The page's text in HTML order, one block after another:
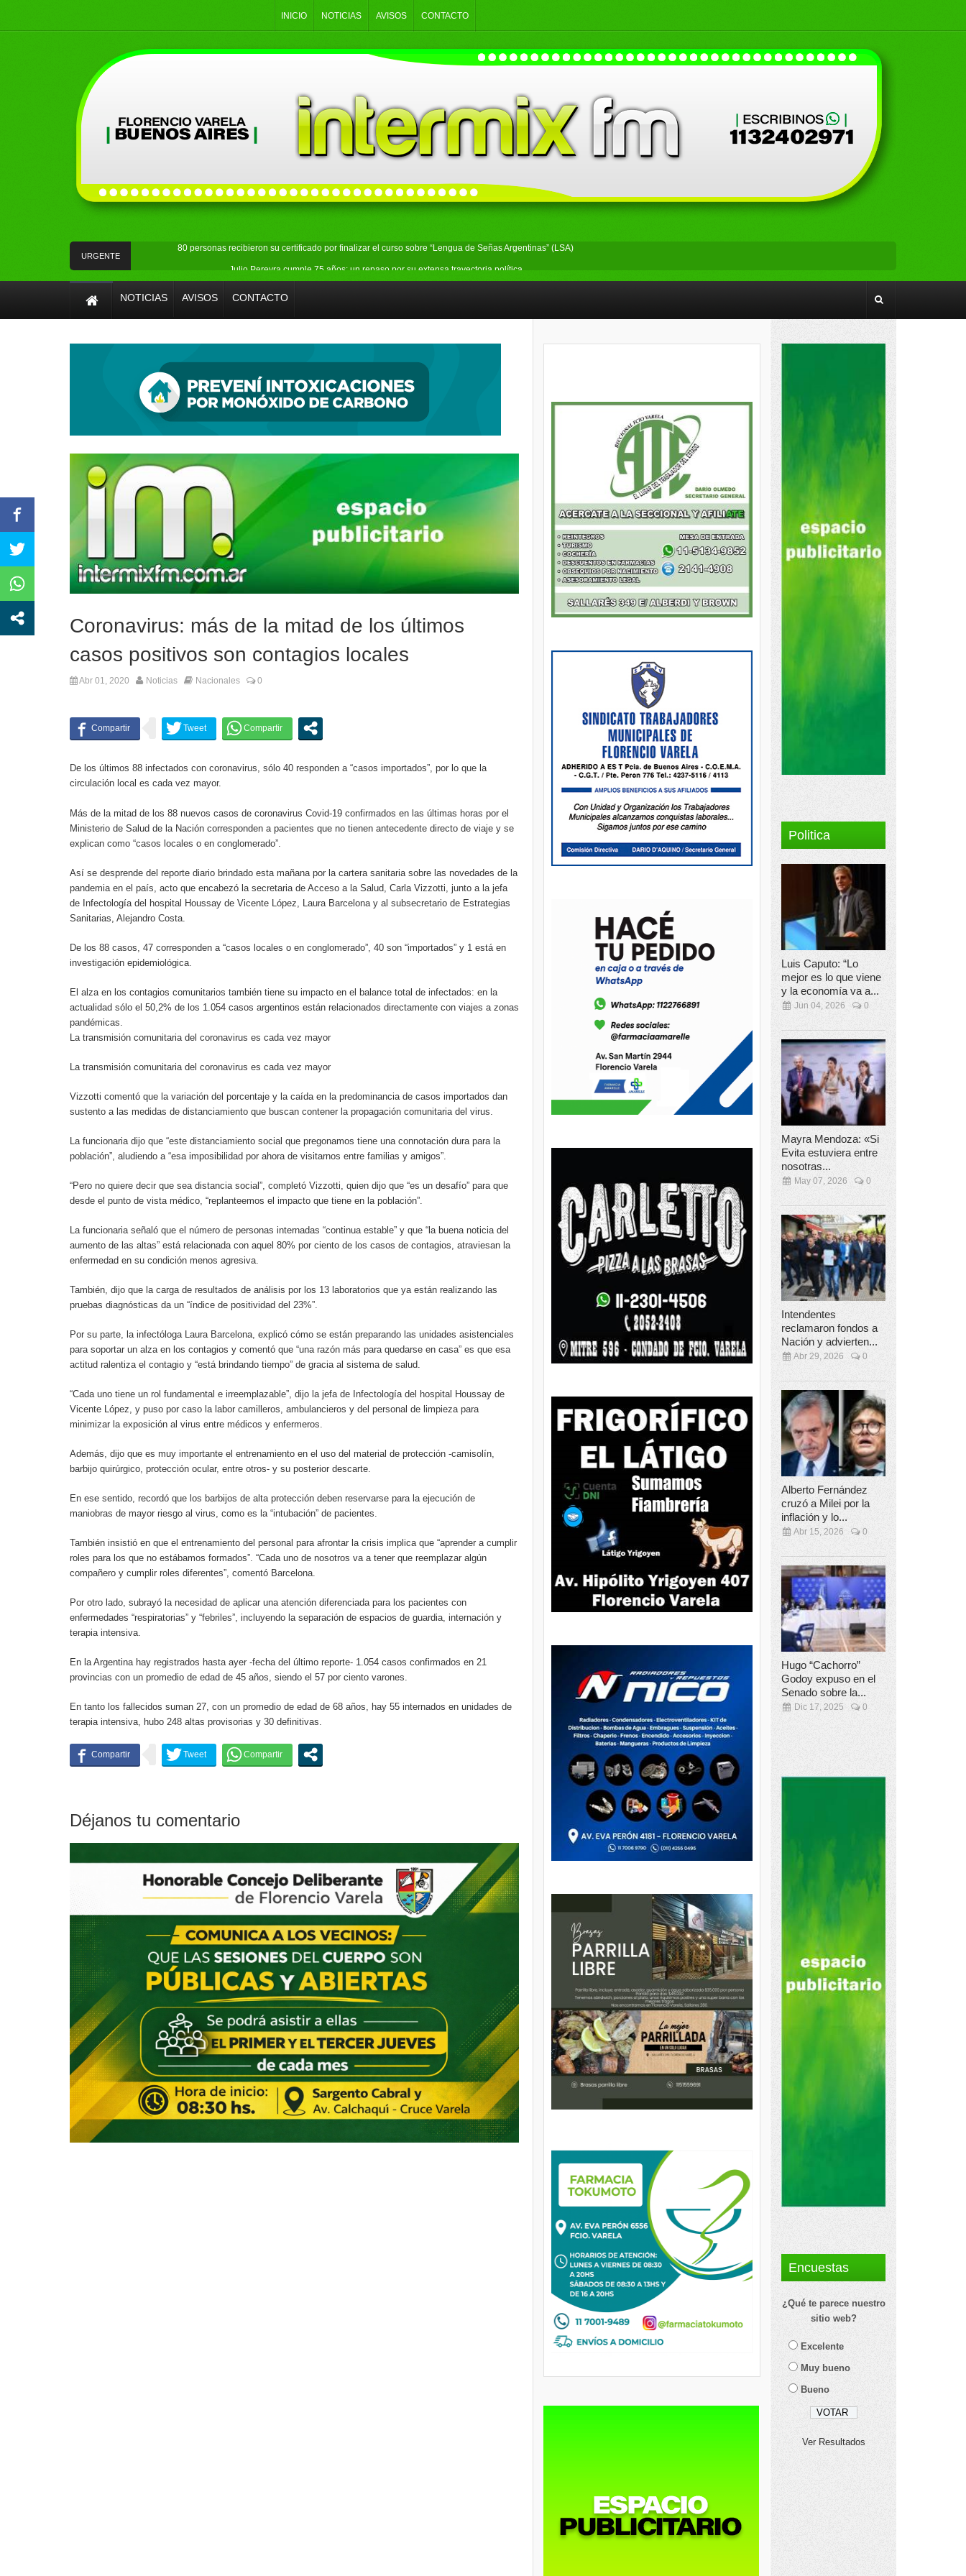
INICIO NOTICIAS AVISOS CONTACTO
URGENTE
80 personas recibieron su certificado por finalizar el curso sobre “Lengua de Señas Argentinas” (LSA)
Julio Pereyra cumple 75 años: un repaso por su extensa trayectoria política
NOTICIAS AVISOS CONTACTO
Coronavirus: más de la mitad de los últimos
casos positivos son contagios locales
Abr 01, 2020 Noticias Nacionales 0
De los últimos 88 infectados con coronavirus, sólo 40 responden a “casos importados”, por lo que la
circulación local es cada vez mayor.
Más de la mitad de los 88 nuevos casos de coronavirus Covid-19 confirmados en las últimas horas por el
Ministerio de Salud de la Nación corresponden a pacientes que no tienen antecedente directo de viaje y se
explican como “casos locales o en conglomerado”.
Así se desprende del reporte diario brindado esta mañana por la cartera sanitaria sobre las novedades de la
pandemia en el país, acto que encabezó la secretaria de Acceso a la Salud, Carla Vizzotti, junto a la jefa
de Infectología del hospital Houssay de Vicente López, Laura Barcelona y al subsecretario de Estrategias
Sanitarias, Alejandro Costa.
De los 88 casos, 47 corresponden a “casos locales o en conglomerado”, 40 son “importados” y 1 está en
investigación epidemiológica.
El alza en los contagios comunitarios también tiene su impacto en el balance total de infectados: en la
actualidad sólo el 50,2% de los 1.054 casos argentinos están relacionados directamente con viajes a zonas
pandémicas.
La transmisión comunitaria del coronavirus es cada vez mayor
La transmisión comunitaria del coronavirus es cada vez mayor
Vizzotti comentó que la variación del porcentaje y la caída en la predominancia de casos importados dan
sustento a las medidas de distanciamiento que buscan contener la propagación comunitaria del virus.
La funcionaria dijo que “este distanciamiento social que pregonamos tiene una connotación dura para la
población”, aludiendo a “esa imposibilidad por ahora de visitarnos entre familias y amigos”.
“Pero no quiere decir que sea distancia social”, completó Vizzotti, quien dijo que “es un desafío” para que
desde el punto de vista médico, “replanteemos el impacto que tiene en la población”.
La funcionaria señaló que el número de personas internadas “continua estable” y que “la buena noticia del
aumento de las altas” está relacionada con aquel 80% por ciento de los casos de contagios, atraviesan la
enfermedad en su condición menos agresiva.
También, dijo que la carga de resultados de análisis por los 13 laboratorios que ya están realizando las
pruebas diagnósticas da un “índice de positividad del 23%”.
Por su parte, la infectóloga Laura Barcelona, explicó cómo se están preparando las unidades asistenciales
para soportar un alza en los contagios y comentó que “una razón más para quedarse en casa” es que esa
actitud ralentiza el contagio y “está brindando tiempo” de gracia al sistema de salud.
“Cada uno tiene un rol fundamental e irreemplazable”, dijo la jefa de Infectología del hospital Houssay de
Vicente López, y puso por caso la labor camilleros, ambulancieros y del personal de limpieza para
minimizar la exposición al virus entre médicos y enfermeros.
Además, dijo que es muy importante el entrenamiento en el uso del material de protección -camisolín,
barbijo quirúrgico, protección ocular, entre otros- y su posterior descarte.
En ese sentido, recordó que los barbijos de alta protección deben reservarse para la ejecución de
maniobras de mayor riesgo al virus, como es la “intubación” de pacientes.
También insistió en que el entrenamiento del personal para afrontar la crisis implica que “aprender a cumplir
roles para los que no estábamos formados”. “Cada uno de nosotros va a tener que reemplazar algún
compañero y cumplir roles diferentes”, comentó Barcelona.
Por otro lado, subrayó la necesidad de aplicar una atención diferenciada para los pacientes con
enfermedades “respiratorias” y “febriles”, incluyendo la separación de espacios de guardia, internación y
terapia intensiva.
En la Argentina hay registrados hasta ayer -fecha del último reporte- 1.054 casos confirmados en 21
provincias con un promedio de edad de 45 años, siendo el 57 por ciento varones.
En tanto los fallecidos suman 27, con un promedio de edad de 68 años, hay 55 internados en unidades de
terapia intensiva, hubo 248 altas provisorias y 30 definitivas.
Déjanos tu comentario
Politica
Luis Caputo: “Lo
mejor es lo que viene
y la economía va a...
Jun 04, 2026 0
Mayra Mendoza: «Si
Evita estuviera entre
nosotras...
May 07, 2026 0
Intendentes
reclamaron fondos a
Nación y advierten...
Abr 29, 2026 0
Alberto Fernández
cruzó a Milei por la
inflación y lo...
Abr 15, 2026 0
Hugo “Cachorro”
Godoy expuso en el
Senado sobre la...
Dic 17, 2025 0
Encuestas
¿Qué te parece nuestro
sitio web?
Excelente
Muy bueno
Bueno
Ver Resultados